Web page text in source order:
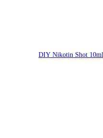
DIY Nikotin Shot 10ml